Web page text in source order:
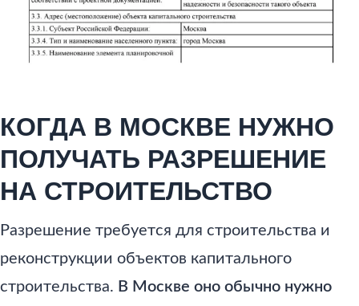
КОГДА В МОСКВЕ НУЖНО
ПОЛУЧАТЬ РАЗРЕШЕНИЕ
НА СТРОИТЕЛЬСТВО
Разрешение требуется для строительства и
реконструкции объектов капитального
строительства. В Москве оно обычно нужно